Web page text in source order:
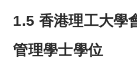
1.5 香港理工大學
管理學士學位